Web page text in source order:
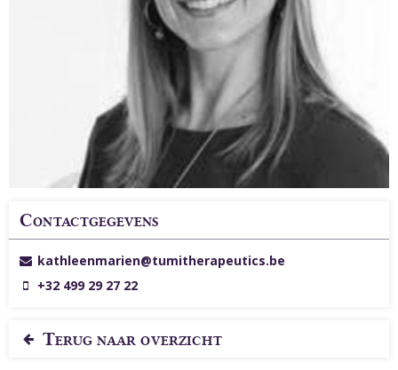
Contactgegevens
kathleenmarien@tumitherapeutics.be
+32 499 29 27 22
Terug naar overzicht